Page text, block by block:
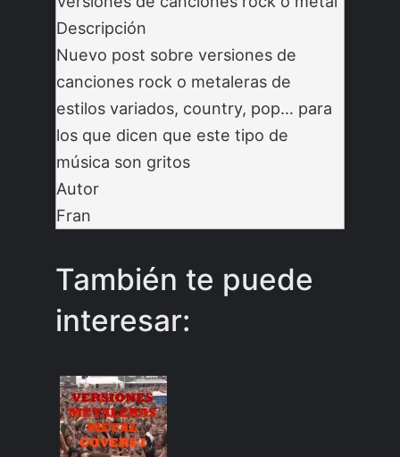
Descripción
Nuevo post sobre versiones de
canciones rock o metaleras de
estilos variados, country, pop… para
los que dicen que este tipo de
música son gritos
Autor
Fran
También te puede
interesar: